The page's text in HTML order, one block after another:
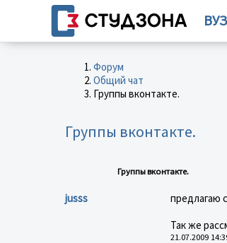
Форум
Общий чат
Группы вконтакте.
Группы вконтакте.
Группы вконтакте.
jusss
предлагаю
Так же
21.07.2009